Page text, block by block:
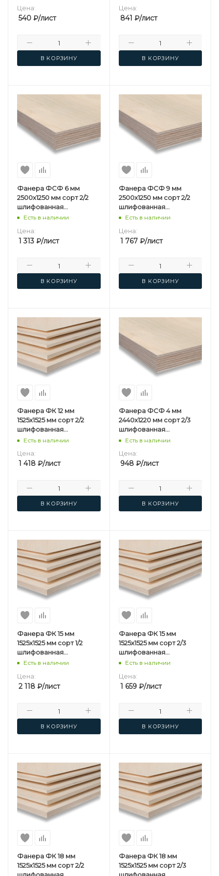
Цена:
540 ₽/лист
В КОРЗИНУ
Цена:
841 ₽/лист
В КОРЗИНУ
Фанера ФСФ 6 мм
2500х1250 мм сорт 2/2
шлифованная
березовая
Есть в наличии
Цена:
1 313 ₽/лист
В КОРЗИНУ
Фанера ФСФ 9 мм
2500х1250 мм сорт 2/2
шлифованная
березовая
Есть в наличии
Цена:
1 767₽/лист
В КОРЗИНУ
Фанера ФК 12 мм
1525х1525 мм сорт 2/2
шлифованная
березовая
Есть в наличии
Цена:
1 418 ₽/лист
В КОРЗИНУ
Фанера ФСФ 4 мм
2440х1220 мм сорт 2/3
шлифованная
березовая
Есть в наличии
Цена:
948₽/лист
В КОРЗИНУ
Фанера ФК 15 мм
1525х1525 мм сорт 1/2
шлифованная
березовая
Есть в наличии
Цена:
2 118 ₽/лист
В КОРЗИНУ
Фанера ФК 15 мм
1525х1525 мм сорт 2/3
шлифованная
березовая
Есть в наличии
Цена:
1 659₽/лист
В КОРЗИНУ
Фанера ФК 18 мм
1525х1525 мм сорт 2/2
Фанера ФК 18 мм
1525х1525 мм сорт 2/3